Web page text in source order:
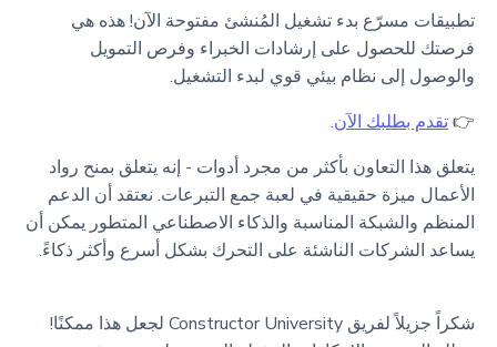
تطبيقات مسرّع بدء تشغيل المُنشئ مفتوحة الآن! هذه هي
فرصتك للحصول على إرشادات الخبراء وفرص التمويل
والوصول إلى نظام بيئي قوي لبدء التشغيل.
👉تقدم بطلبك الآن.
يتعلق هذا التعاون بأكثر من مجرد أدوات - إنه يتعلق بمنح رواد
الأعمال ميزة حقيقية في لعبة جمع التبرعات. نعتقد أن الدعم
المنظم والشبكة المناسبة والذكاء الاصطناعي المتطور يمكن أن
يساعد الشركات الناشئة على التحرك بشكل أسرع وأكثر ذكاءً.
شكراً جزيلاً لفريق Constructor University لجعل هذا ممكنًا!